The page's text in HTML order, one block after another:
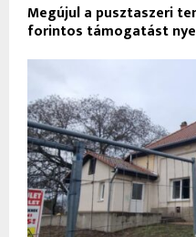
Megújul a pusztaszeri
forintos támogatást